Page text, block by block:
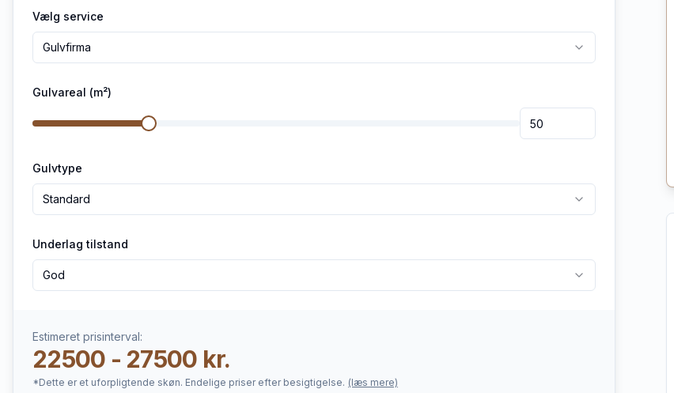
Vælg service
Gulvfirma
Gulvareal (m²)
Gulvtype
Standard
Underlag tilstand
God
Estimeret prisinterval:
22500 - 27500 kr.
*Dette er et uforpligtende skøn. Endelige priser efter besigtigelse. (læs mere)